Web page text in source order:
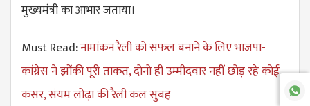
मुख्यमंत्री का आभार जताया।
Must Read:नामांकन रैली को सफल बनाने के लिए भाजपा-
कांग्रेस ने झोंकी पूरी ताकत, दोनो ही उम्मीदवार नहीं छोड़ रहे कोई
कसर, संयम लोढ़ा की रैली कल सुबह